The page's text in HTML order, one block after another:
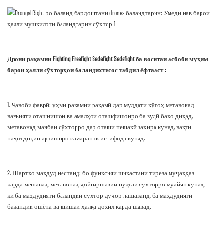
Дрони рақамии Fighting Freefight Sedefight Sedefight ба воситаи асбоби муҳим
барои ҳалли сӯхторҳои баландихтисос табдил ёфтааст :
1. Ҷавоби фаврӣ: уҳми рақамии рақамӣ дар муддати кӯтоҳ метавонад
вазъияти оташнишон ва амалҳои оташфишонро ба зудӣ баҳо диҳад,
метавонад манбаи сӯхторро дар оташи пешакӣ захира кунад, вақти
наҷотдиҳии арзиширо самаранок истифода кунад.
2. Шартҳо маҳдуд нестанд: бо функсияи шикастани тиреза муҷаҳҳаз
карда мешавад, метавонад ҷойгиршавии нуқтаи сӯхторро муайян кунад,
ки ба маҳдудияти баландии сӯхтор дучор нашаванд, ба маҳдудияти
баландии ошёна ва шишаи ҳалқа дохил карда шавад.